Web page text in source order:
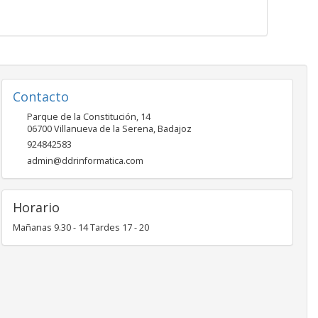
Contacto
Parque de la Constitución, 14
06700Villanueva de la Serena,Badajoz
924842583
admin@ddrinformatica.com
Horario
Mañanas 9.30 - 14 Tardes 17 - 20